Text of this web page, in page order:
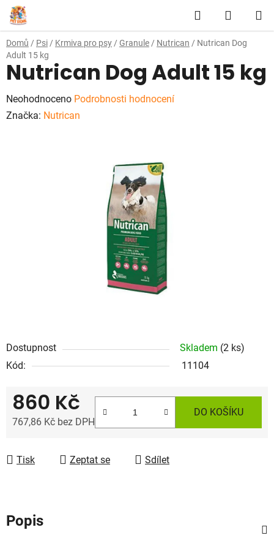
Přejít
na
obsah
Hledat
KOŠÍK
Domů / Psi / Krmiva pro psy / Granule / Nutrican / Nutrican Dog
Adult 15 kg
Dostupnost Skladem (2 ks)
Kód:
11104
860 Kč
767,86 Kč bez DPH
DO KOŠÍKU
Tisk Zeptat se Sdílet
Nutrican Dog Adult 15 kg
Průměrné
hodnocení
Neohodnoceno Podrobnosti hodnocení
Značka: Nutrican
Popis